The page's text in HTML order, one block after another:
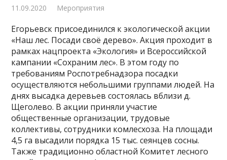
11.09.2020 Мероприятия
Егорьевск присоединился к экологической акции
«Наш лес. Посади своё дерево». Акция проходит в
рамках нацпроекта «Экология» и Всероссийской
кампании «Сохраним лес». В этом году по
требованиям Роспотребнадзора посадки
осуществляются небольшими группами людей. На
днях высадка деревьев состоялась вблизи д.
Щеголево. В акции приняли участие
общественные организации, трудовые
коллективы, сотрудники комлесхоза. На площади
4,5 га высадили порядка 15 тыс. сеянцев сосны.
Также традиционно областной Комитет лесного